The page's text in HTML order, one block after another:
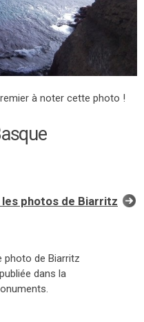
à noter cette photo !
photos de Biarritz
photo de Biarritz
dans la